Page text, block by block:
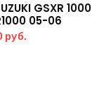
GSXR 1000
05-06
руб.